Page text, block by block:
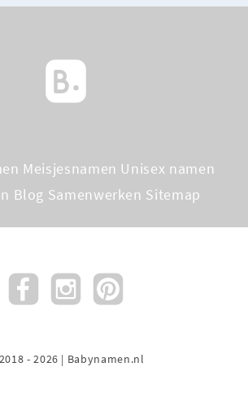
Meisjesnamen Unisex namen
Blog Samenwerken Sitemap
- 2026 | Babynamen.nl